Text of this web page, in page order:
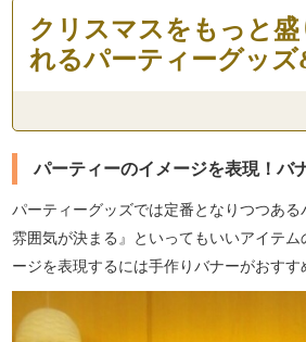
クリスマスをもっと盛
れるパーティーグッ
パーティーのイメージを表現！バ
パーティーグッズでは定番となりつつあ
雰囲気が決まる』といってもいいアイテ
ージを表現するには手作りバナーがおすす